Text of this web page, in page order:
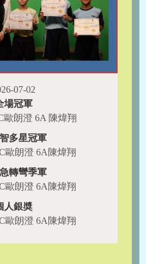
07-02
場冠軍
歐朗澄 6A 陳煒翔
多星冠軍
歐朗澄 6A陳煒翔
轉彎季軍
歐朗澄 6A陳煒翔
人銀奬
歐朗澄 6A陳煒翔